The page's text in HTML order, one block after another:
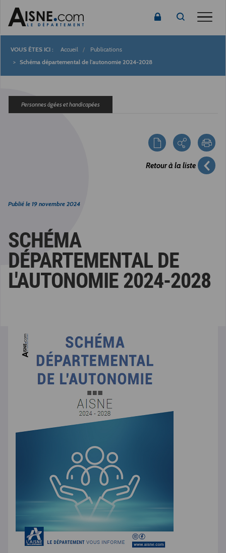
Fil
Accueil
Publications
Schéma départemental de l'autonomie 2024-2028
Personnes âgées et handicapées
Retour à la liste
Publié le 19 novembre 2024
SCHÉMA
DÉPARTEMENTAL DE
L'AUTONOMIE 2024-2028